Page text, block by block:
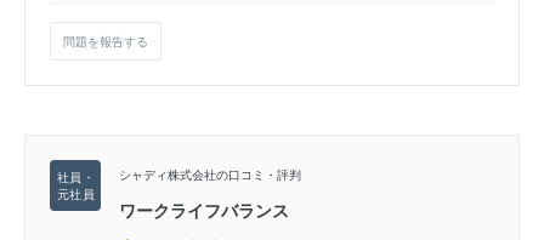
問題を報告する
シャディ株式会社の口コミ・評判
ワークライフバランス